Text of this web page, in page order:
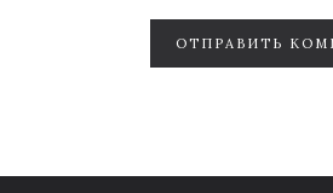
ОТПРАВИТЬ